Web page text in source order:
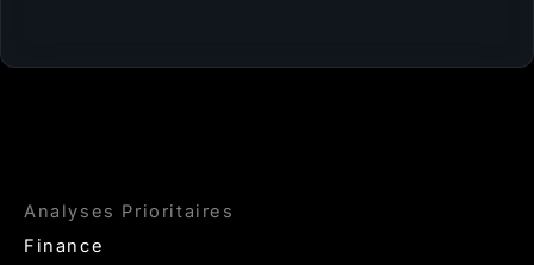
Analyses Prioritaires
Finance